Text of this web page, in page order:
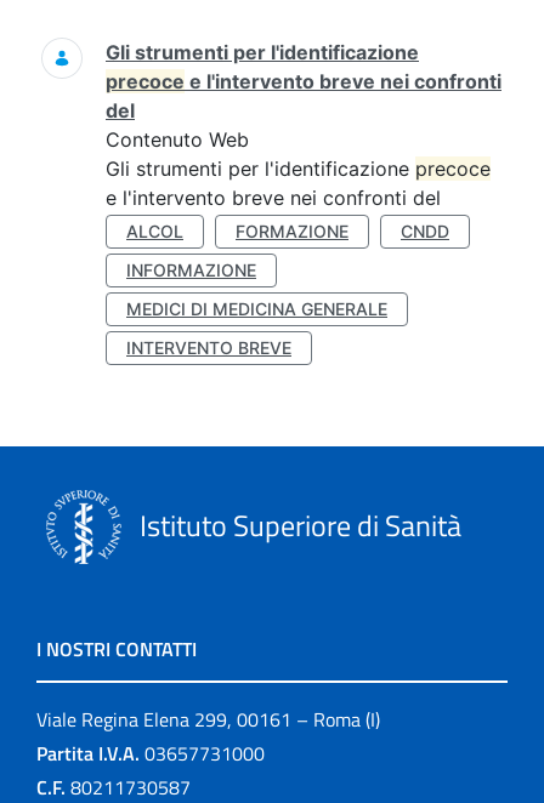
Ricerca
Gli strumenti per l'identificazione
precoce e l'intervento breve nei confronti
del
Contenuto Web
Gli strumenti per l'identificazione precoce
e l'intervento breve nei confronti del
ALCOL FORMAZIONE
CNDD
INFORMAZIONE
MEDICI DI MEDICINA GENERALE
INTERVENTO BREVE
Istituto Superiore di Sanità
I NOSTRI CONTATTI
Viale Regina Elena 299, 00161 – Roma (I)
Partita I.V.A. 03657731000
C.F. 80211730587